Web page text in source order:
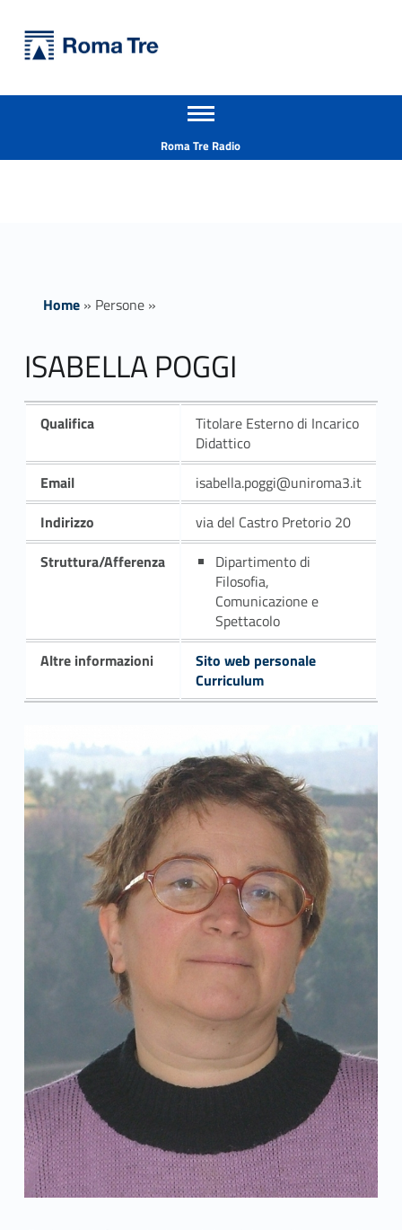
ISABELLA POGGI - Università Roma Tre
Apri il menu secondario
Roma Tre Radio
Home» Persone»
ISABELLA POGGI
Qualifica
Titolare Esterno di Incarico
Didattico
Email
isabella.poggi@uniroma3.it
Indirizzo
via del Castro Pretorio 20
Struttura/Afferenza
Dipartimento di
Filosofia,
Comunicazione e
Spettacolo
Altre informazioni
Sito web personale
Curriculum